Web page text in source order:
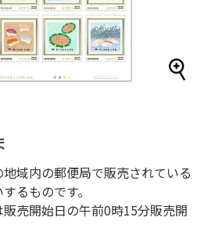
域内の郵便局で販売されている
るものです。
売開始日の午前0時15分販売開